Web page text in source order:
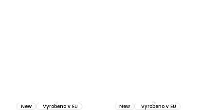
New Vyrobeno v EU New Vyrobeno v EU